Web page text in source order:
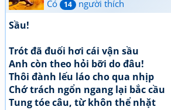
Có
14 người thích
Sầu!
Trót đã đuối hơi cái vận sầu
Anh còn theo hỏi bỡi do đâu!
Thôi đành lếu láo cho qua nhịp
Chớ trách ngổn ngang lại bắc cầu
Tung tóe câu, từ khôn thể nhặt